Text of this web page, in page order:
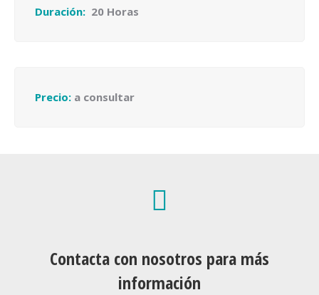
Duración: 20 Horas
Precio: a consultar
Contacta con nosotros para más
información